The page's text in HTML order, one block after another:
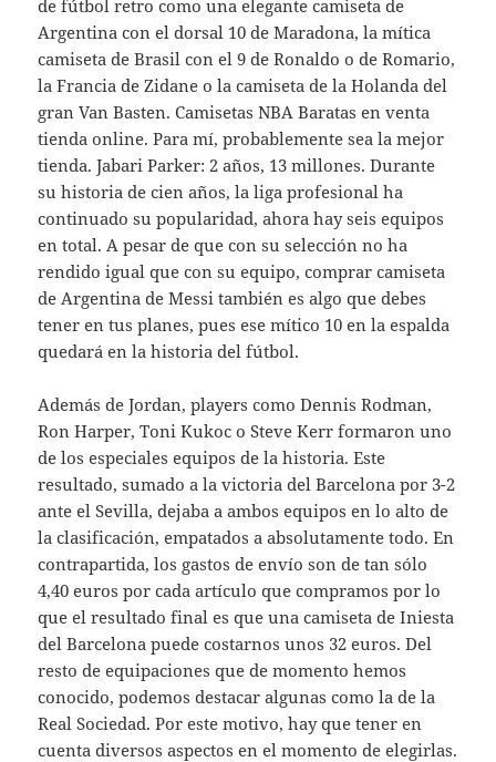
de fútbol retro como una elegante camiseta de
Argentina con el dorsal 10 de Maradona, la mítica
camiseta de Brasil con el 9 de Ronaldo o de Romario,
la Francia de Zidane o la camiseta de la Holanda del
gran Van Basten. Camisetas NBA Baratas en venta
tienda online. Para mí, probablemente sea la mejor
tienda. Jabari Parker: 2 años, 13 millones. Durante
su historia de cien años, la liga profesional ha
continuado su popularidad, ahora hay seis equipos
en total. A pesar de que con su selección no ha
rendido igual que con su equipo, comprar camiseta
de Argentina de Messi también es algo que debes
tener en tus planes, pues ese mítico 10 en la espalda
quedará en la historia del fútbol.
Además de Jordan, players como Dennis Rodman,
Ron Harper, Toni Kukoc o Steve Kerr formaron uno
de los especiales equipos de la historia. Este
resultado, sumado a la victoria del Barcelona por 3-2
ante el Sevilla, dejaba a ambos equipos en lo alto de
la clasificación, empatados a absolutamente todo. En
contrapartida, los gastos de envío son de tan sólo
4,40 euros por cada artículo que compramos por lo
que el resultado final es que una camiseta de Iniesta
del Barcelona puede costarnos unos 32 euros. Del
resto de equipaciones que de momento hemos
conocido, podemos destacar algunas como la de la
Real Sociedad. Por este motivo, hay que tener en
cuenta diversos aspectos en el momento de elegirlas.